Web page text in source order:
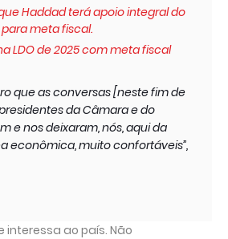
Haddad terá apoio integral do
meta fiscal.
LDO de 2025 com meta fiscal
que as conversas [neste fim de
da Câmara e do
e nos deixaram, nós, aqui da
econômica, muito confortáveis”,
interessa ao país. Não